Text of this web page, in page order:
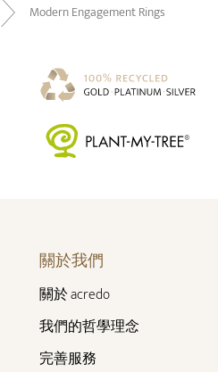
Modern Engagement Rings
關於我們
關於 acredo
我們的哲學理念
完善服務